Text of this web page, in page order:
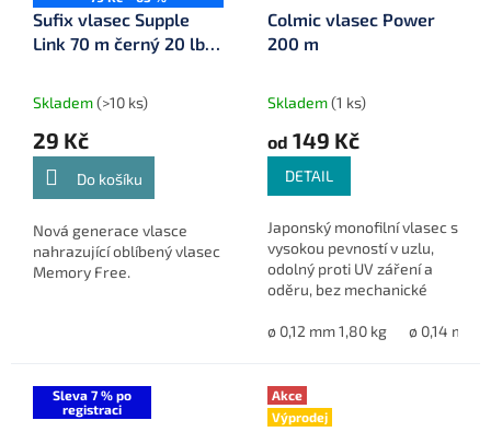
Sufix vlasec Supple
Link 70 m černý 20 lb
Skladem(>10 ks)
29 Kč
Do košíku
Nová generace vlasce
nahrazující oblíbený vlasec
Memory Free.
Colmic vlasec Power
200 m
Skladem(1 ks)
od 149 Kč
DETAIL
Japonský monofilní vlasec s
vysokou pevností v uzlu,
odolný proti UV záření a
oděru, bez mechanické
sladkou i slanou vodu,
ø 0,12 mm 1,80 kg ø 0,14 mm
Sleva 7 % po
registraci
Akce
Výprodej